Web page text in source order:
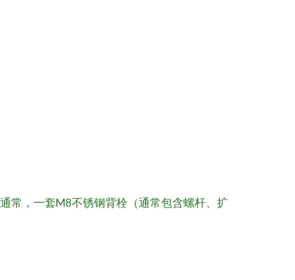
常，一套M8不锈钢背栓（通常包含螺杆、扩